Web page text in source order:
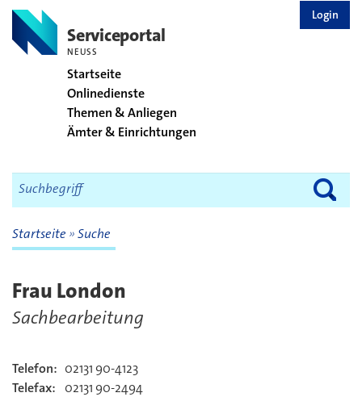
Serviceportal
NEUSS
Startseite
Onlinedienste
Themen & Anliegen
Ämter & Einrichtungen
Login
Startseite Suche
Frau London
Sachbearbeitung
Kontakt
Telefon: 02131 90-4123
Telefax:
02131 90-2494